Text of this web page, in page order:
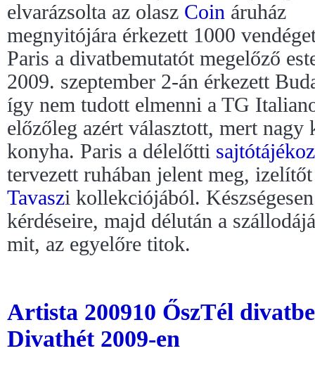
elvarázsolta az olasz Coin áruház
megnyitójára érkezett 1000
Paris a divatbemutatót megelőző
2009. szeptember 2-án érkezett
így nem tudott elmenni a TG
előzőleg azért választott, mert nagy
konyha. Paris a délelőtti
tervezett ruhában jelent meg,
Tavaszi kollekciójából.
kérdéseire, majd délután a
mit, az egyelőre titok.
Artista 200910 ŐszTél
Divathét 2009-en